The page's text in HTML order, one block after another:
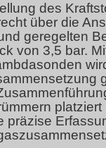
des
über die
geregelten
von 3,5 bar.
präzise